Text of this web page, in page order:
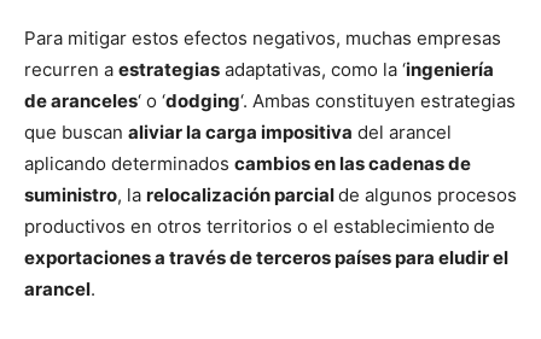
Para mitigar estos efectos negativos, muchas empresas
recurren a estrategias adaptativas, como la ‘ingeniería
de aranceles‘ o ‘dodging‘. Ambas constituyen estrategias
que buscan aliviar la carga impositiva del arancel
aplicando determinados cambios en las cadenas de
suministro, la relocalización parcialde algunos procesos
productivos en otros territorios o el establecimiento de
exportaciones a través de terceros países para eludir el
arancel.